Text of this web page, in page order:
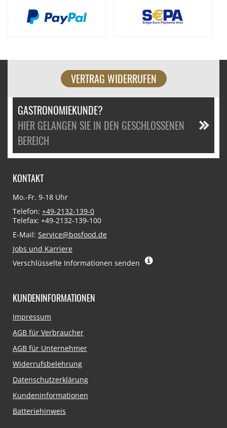
VERTRAG WIDERRUFEN
GASTRONOMIEKUNDE?
HIER GELANGEN SIE IN DEN GESCHLOSSENEN
BEREICH
KONTAKT
Mo.-Fr. 9-18 Uhr
Telefon: +49-2132-139-0
Telefax: +49-2132-139-100
E-Mail: Service@bosfood.de
Jobs und Karriere
Verschlüsselte Informationen senden
KUNDENINFORMATIONEN
Navigation
Impressum
AGB für Verbraucher
AGB für Unternehmer
Widerrufsbelehrung
Datenschutzerklärung
Kundeninformationen
Batteriehinweis